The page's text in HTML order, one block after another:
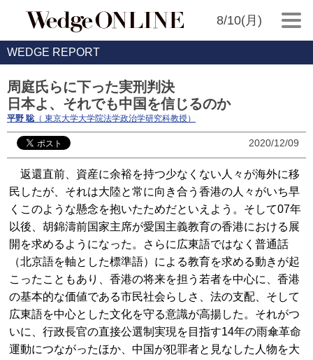
8/10(月)
WEDGE REPORT
周庭氏らに下った実刑判決
日本よ、それでも中国を信じるのか
平野 聡 （ 東京大学大学院法学政治学研究科教授）
2020/12/09
返還直前、資産に余裕を持つ少なくない人々が海外に移
民したが、それは大陸と常に向き合う香港の人々がいち早
くこのような懸念を抱いたためだといえよう。そして07年
以後、胡錦濤前国家主席が愛国主義教育の香港における展
開を求めるようになった。さらに広東語ではなく普通話
（北京語を軸とした標準語）による教育を求める動きが起
こったこともあり、香港の将来を担う若者を中心に、香港
の基本的な価値である市民社会らしさ、法の支配、そして
広東語を中心とした文化を守る意識が高揚した。それがつ
いに、行政長官の直接公選制実現を目指す14年の雨傘革命
運動につながったほか、中国が犯罪者と見なした人物を大